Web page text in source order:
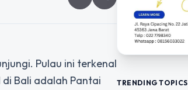
Pulau ini terkenal
Bali adalah Pantai
TRENDING TOPICS